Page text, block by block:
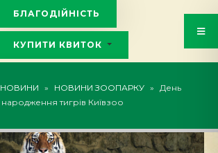
БЛАГОДІЙНІСТЬ
КУПИТИ КВИТОК
НОВИНИ » НОВИНИ ЗООПАРКУ » День
народження тигрів Київзоо